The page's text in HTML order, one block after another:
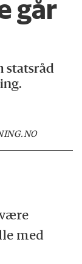
går
statsråd
med